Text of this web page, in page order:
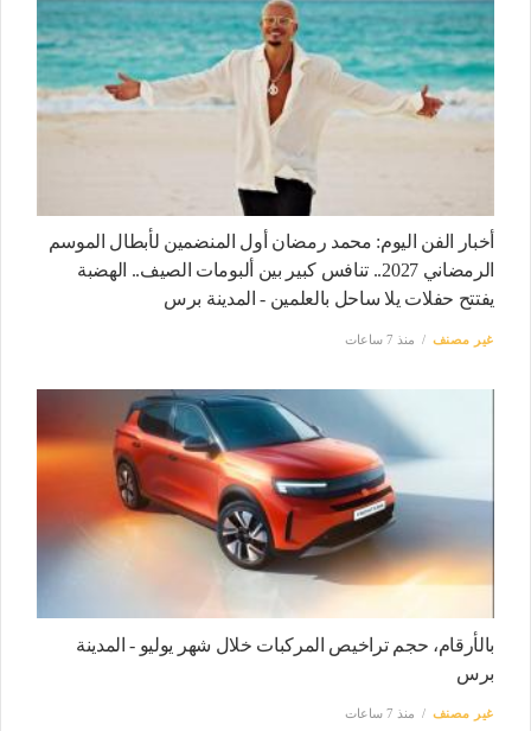
أخبار الفن اليوم: محمد رمضان أول المنضمين لأبطال الموسم
الرمضاني 2027.. تنافس كبير بين ألبومات الصيف.. الهضبة
يفتتح حفلات يلا ساحل بالعلمين - المدينة برس
غير مصنف منذ 7 ساعات
بالأرقام، حجم تراخيص المركبات خلال شهر يوليو - المدينة
برس
غير مصنف منذ 7 ساعات